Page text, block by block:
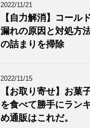
2022/11/21
【自力解消】コール
漏れの原因と対処方
の詰まりを掃除
2022/11/15
【お取り寄せ】お菓
を食べて勝手にラン
め通販はこれだ。